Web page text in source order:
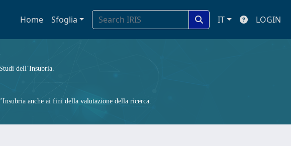
Home Sfoglia IT LOGIN
dell’Insubria.
anche ai fini della valutazione della ricerca.